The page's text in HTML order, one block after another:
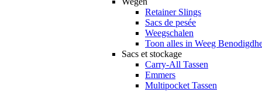
Retainer Slings
Sacs de pesée
Weegschalen
Toon alles in Weeg
Sacs et stockage
Carry-All Tassen
Emmers
Multipocket Tassen